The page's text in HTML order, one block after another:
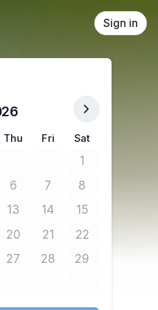
Sign in
Thu Fri Sat
1No tickets
available
6No tickets available
7No tickets available
8No tickets
available
13No tickets available
14No tickets available
15No tickets
available
20No tickets available
21No tickets available
22No tickets
available
27No tickets available
28No tickets available
29No tickets